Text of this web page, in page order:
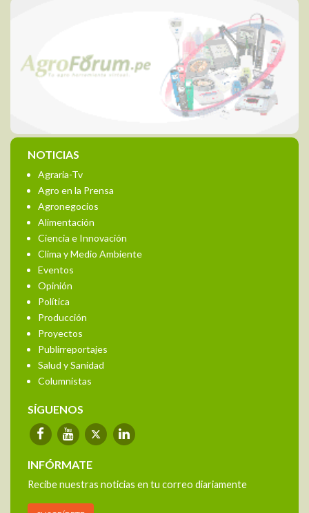
NOTICIAS
Agraria-Tv
Agro en la Prensa
Agronegocios
Alimentación
Ciencia e Innovación
Clima y Medio Ambiente
Eventos
Opinión
Política
Producción
Proyectos
Publirreportajes
Salud y Sanidad
Columnistas
SÍGUENOS
INFÓRMATE
Recibe nuestras noticias en tu correo diariamente